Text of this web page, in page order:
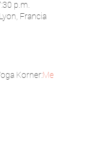
p.m.
Francia
Korner:Me